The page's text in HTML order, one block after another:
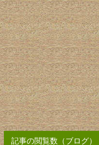
記事の閲覧数（ブログ）